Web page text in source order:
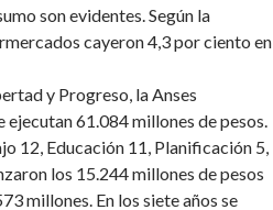
son evidentes. Según la
cayeron 4,3 por ciento en
y Progreso, la Anses
61.084 millones de pesos.
12, Educación 11, Planificación 5,
los 15.244 millones de pesos
millones. En los siete años se